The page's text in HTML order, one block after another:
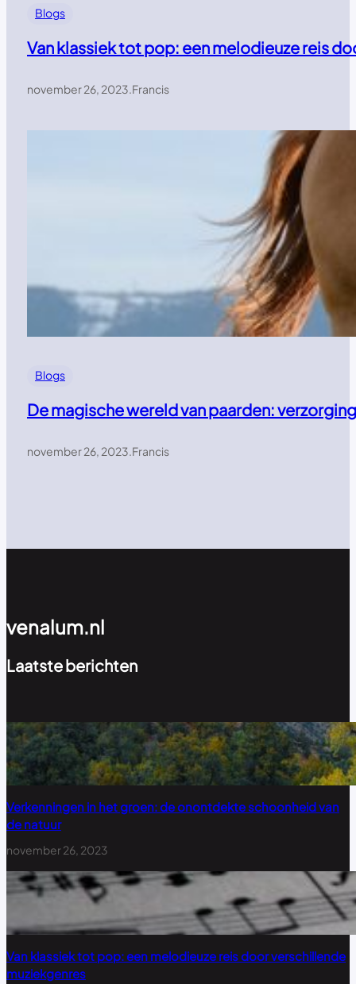
Blogs
Van klassiek tot pop: een melodieuze reis
november 26, 2023.Francis
Blogs
De magische wereld van paarden:
november 26, 2023.Francis
venalum.nl
Laatste berichten
Verkenningen in het groen: de onontdekte schoonheid van
de natuur
november 26, 2023
Van klassiek tot pop: een melodieuze reis door verschillende
muziekgenres